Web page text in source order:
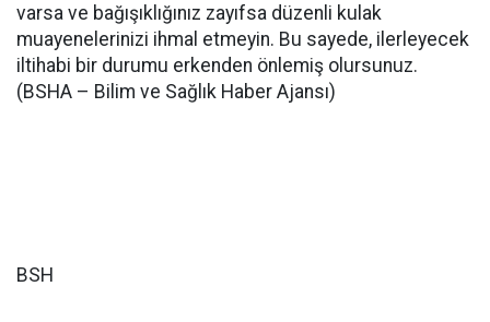
varsa ve bağışıklığınız zayıfsa düzenli kulak
muayenelerinizi ihmal etmeyin. Bu sayede, ilerleyecek
iltihabi bir durumu erkenden önlemiş olursunuz.
(BSHA – Bilim ve Sağlık Haber Ajansı)
BSH